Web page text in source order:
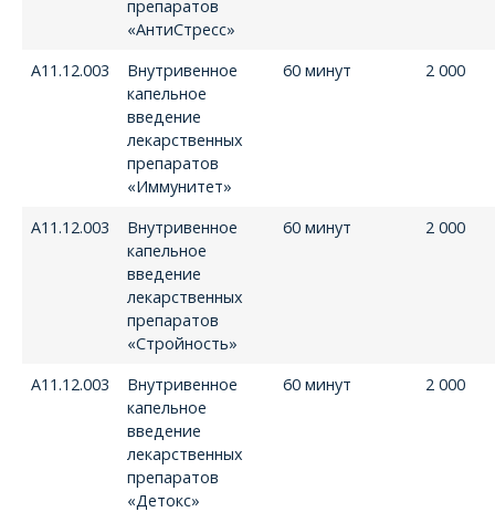
препаратов
«АнтиСтресс»
А11.12.003
Внутривенное
капельное
введение
лекарственных
препаратов
«Иммунитет»
60 минут 2 000
А11.12.003
Внутривенное
капельное
введение
лекарственных
препаратов
«Стройность»
60 минут 2 000
А11.12.003
Внутривенное
капельное
введение
лекарственных
препаратов
«Детокс»
60 минут 2 000